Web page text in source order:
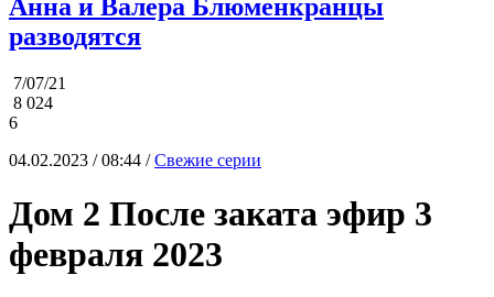
Анна и Валера Блюменкранцы
разводятся
7/07/21
8 024
6
04.02.2023 / 08:44 /Свежие серии
Дом 2 После заката эфир 3
февраля 2023